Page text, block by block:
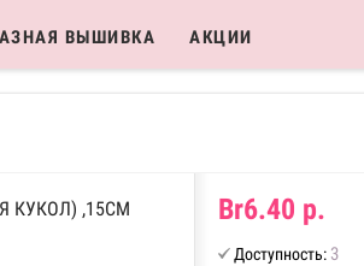
ВЫШИВКА АКЦИИ
КУКОЛ) ,15СМ Br6.40 р.
Доступность:3